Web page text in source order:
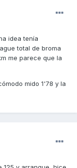
idea tenía
total de broma
me parece que la
mido 1'78 y la